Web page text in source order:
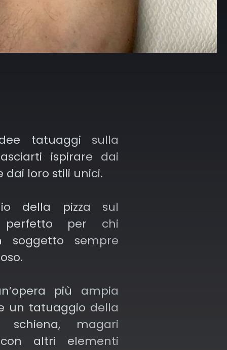
tatuaggi sulla
ispirare dai
dai loro stili unici.
della pizza sul
per chi
soggetto sempre
più ampia
un tatuaggio della
schiena, magari
altri elementi